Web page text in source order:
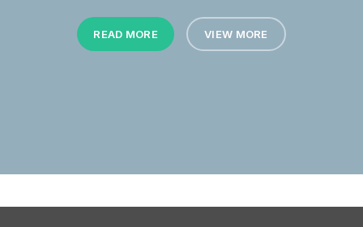
READ MORE VIEW MORE